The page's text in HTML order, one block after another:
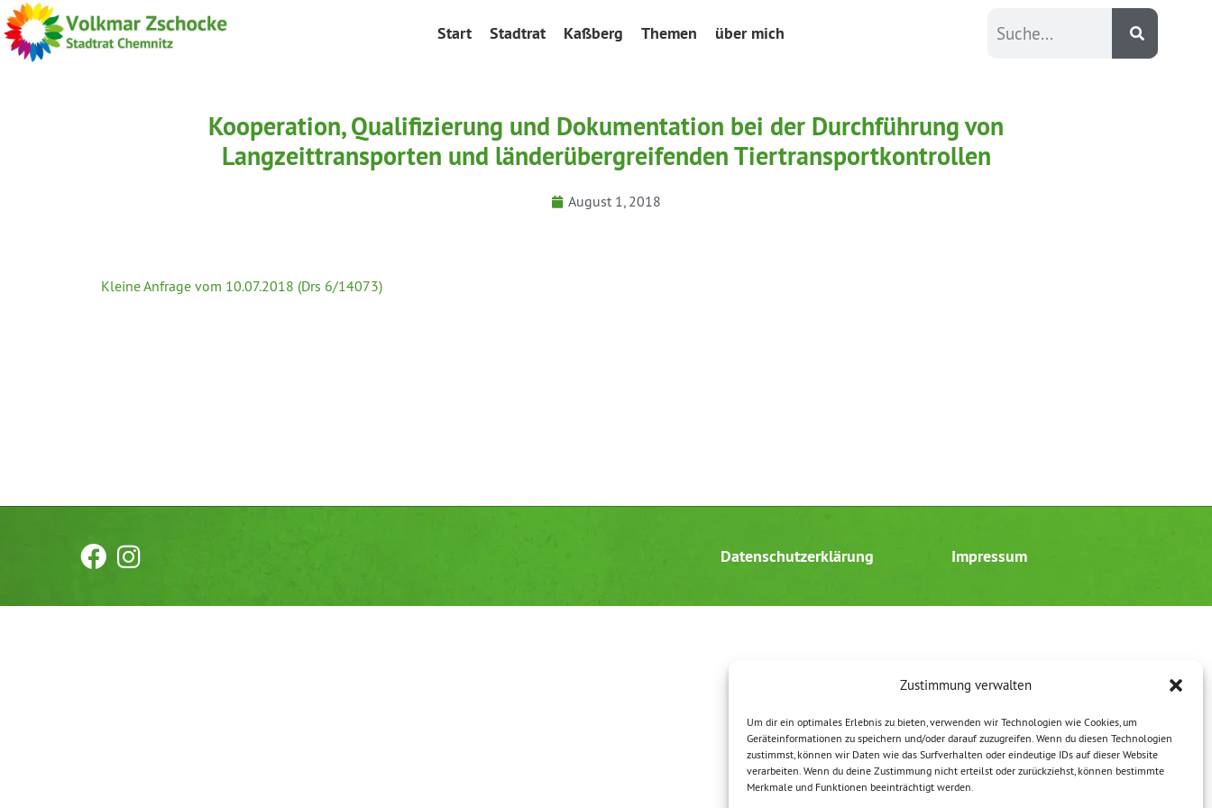
Zustimmung verwalten
Um dir ein optimales Erlebnis zu bieten, verwenden wir Technologien wie Cookies, um
Geräteinformationen zu speichern und/oder darauf zuzugreifen. Wenn du diesen Technologien
zustimmst, können wir Daten wie das Surfverhalten oder eindeutige IDs auf dieser Website
verarbeiten. Wenn du deine Zustimmung nicht erteilst oder zurückziehst, können bestimmte
Merkmale und Funktionen beeinträchtigt werden.
Start Stadtrat Kaßberg Themen über mich
Kooperation, Qualifizierung und Dokumentation bei der Durchführung von
Langzeittransporten und länderübergreifenden Tiertransportkontrollen
August 1, 2018
Kleine Anfrage vom 10.07.2018 (Drs 6/14073)
Datenschutzerklärung Impressum